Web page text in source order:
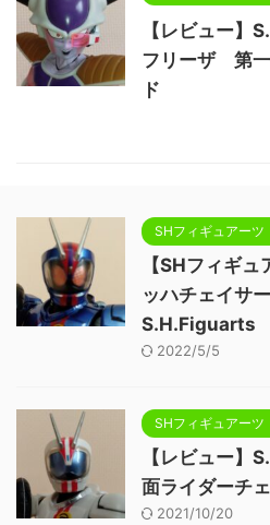
【レビュー】
フリーザ 第一
ド
SHフィギュアー
【SHフィギ
ッハチェイ
S.H.Figuarts
2022/5/5
SHフィギュアー
【レビュー
面ライダーチ
2021/10/20